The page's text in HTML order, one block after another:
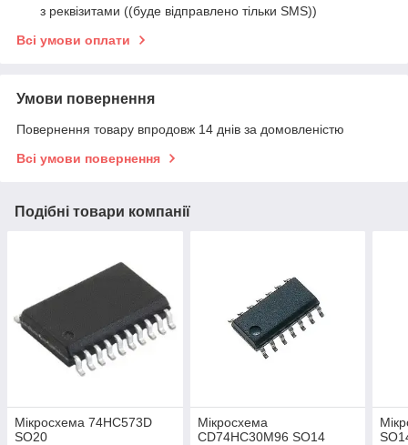
з реквізитами ((буде відправлено тільки SMS))
Всі умови оплати
Умови повернення
Повернення товару впродовж 14 днів за домовленістю
Всі умови повернення
Подібні товари компанії
Мікросхема 74HC573D
SO20
Мікросхема
CD74HC30M96 SO14